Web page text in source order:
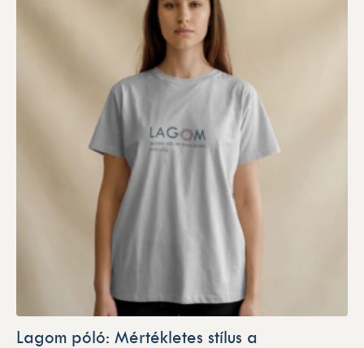
Lagom póló: Mértékletes stílus a